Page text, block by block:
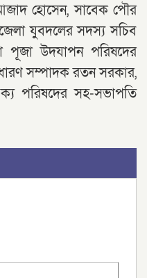
হোসেন, সাবেক পৌর
যুবদলের সদস্য সচিব
পূজা উদযাপন পরিষদের
সম্পাদক রতন সরকার,
পরিষদের সহ-সভাপতি